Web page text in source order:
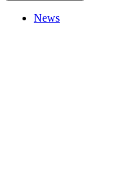
News